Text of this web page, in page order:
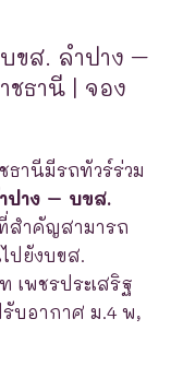
ขส. ลำปาง –
ชธานี | จอง
ธานีมีรถทัวร์ร่วม
ปาง – บขส.
สำคัญสามารถ
ปยังบขส.
เพชรประเสริฐ
รับอากาศ ม.4 พ,